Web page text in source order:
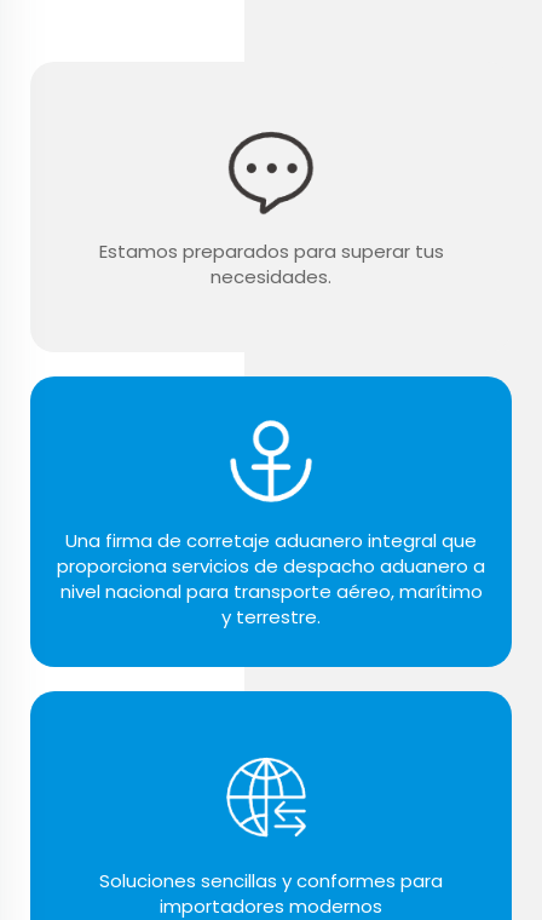
Estamos preparados para superar tus
necesidades.
Una firma de corretaje aduanero integral que
proporciona servicios de despacho aduanero a
nivel nacional para transporte aéreo, marítimo
y terrestre.
Soluciones sencillas y conformes para
importadores modernos